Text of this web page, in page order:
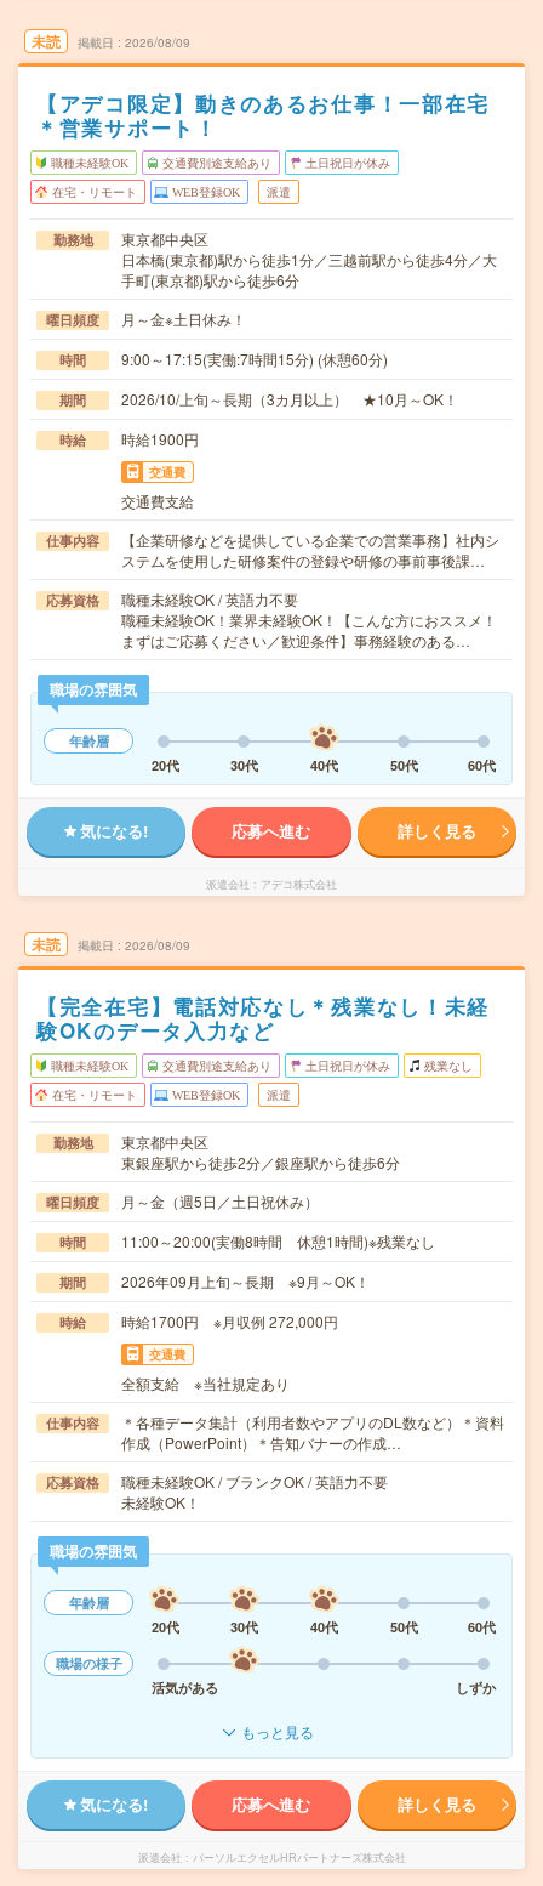
未読 掲載日 2026/08/09
【アデコ限定】動きのあるお仕事！一部在宅
＊営業サポート！
職種未経験OK 交通費別途支給あり 土日祝日が休み
在宅・リモート WEB登録OK 派遣
勤務地
東京都中央区
日本橋(東京都)駅から徒歩1分／三越前駅から徒歩4分／大
手町(東京都)駅から徒歩6分
曜日頻度 月～金※土日休み！
時間 9:00～17:15(実働:7時間15分) (休憩60分)
期間 2026/10/上旬～長期（3カ月以上） ★10月～OK！
時給 時給1900円
交通費
交通費支給
仕事内容
【企業研修などを提供している企業での営業事務】社内シ
ステムを使用した研修案件の登録や研修の事前事後課…
応募資格
職種未経験OK / 英語力不要
職種未経験OK！業界未経験OK！【こんな方におススメ！
まずはご応募ください／歓迎条件】事務経験のある…
職場の雰囲気
年齢層
20代
30代 40代 50代 60代
気になる! 応募へ進む 詳しく見る
派遣会社 アデコ株式会社
未読 掲載日 2026/08/09
【完全在宅】電話対応なし＊残業なし！未経
験OKのデータ入力など
職種未経験OK 交通費別途支給あり 土日祝日が休み 残業なし
在宅・リモート WEB登録OK 派遣
勤務地
東京都中央区
東銀座駅から徒歩2分／銀座駅から徒歩6分
曜日頻度 月～金（週5日／土日祝休み）
時間 11:00～20:00(実働8時間 休憩1時間)※残業なし
期間 2026年09月上旬～長期 ※9月～OK！
時給 時給1700円 ※月収例 272,000円
交通費
全額支給 ※当社規定あり
仕事内容
＊各種データ集計（利用者数やアプリのDL数など）＊資料
作成（PowerPoint）＊告知バナーの作成…
応募資格
職種未経験OK / ブランクOK / 英語力不要
未経験OK！
職場の雰囲気
年齢層
20代
30代 40代 50代
60代
職場の様子
活気がある
しずか
もっと見る
気になる! 応募へ進む 詳しく見る
派遣会社 パーソルエクセルHRパートナーズ株式会社